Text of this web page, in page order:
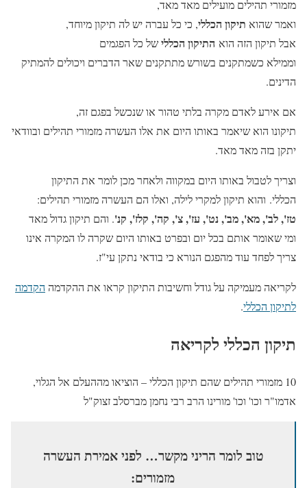
מזמורי תהילים מועילים מאד מאד,
ואמר שהוא תיקון הכללי, כי כל עברה יש לה תיקון מיוחד,
אבל תיקון הזה הוא התיקון הכללישל כל הפגמים
וממילא כשמתקנים בשורש מתתקנים שאר הדברים ויכולים להמתיק
הדינים.
אם אירע לאדם מקרה בלתי טהור או שנכשל בפגם זה,
תיקונו הוא שיאמר באותו היום את אלו העשרה מזמורי תהילים ובוודאי
יתקן בזה מאד מאד.
וצריך לטבול באותו היום במקווה ולאחר מכן לומר את התיקון
הכללי. והוא תיקון למקרי לילה, ואלו הם העשרה מזמורי תהילים:
טז', לב', מא', מב', נט', עז', צ', קה', קלז', קנ'. והם תיקון גדול מאד
ומי שאומר אותם בכל יום ובפרט באותו היום שקרה לו המקרה אינו
צריך לפחד עוד מהפגם הנורא כי בודאי נתקן עי"ז.
לקריאה מעמיקה על גודל וחשיבות התיקון קראו את ההקדמה הקדמה
לתיקון הכללי.
תיקון הכללי לקריאה
10 מזמורי תהילים שהם תיקון הכללי – הוציאו מההעלם אל הגלוי,
אדמו"ר וכו' וכו' מורינו הרב רבי נחמן מברסלב זצוק"ל
טוב לומר הריני מקשר… לפני אמירת העשרה
מזמורים: